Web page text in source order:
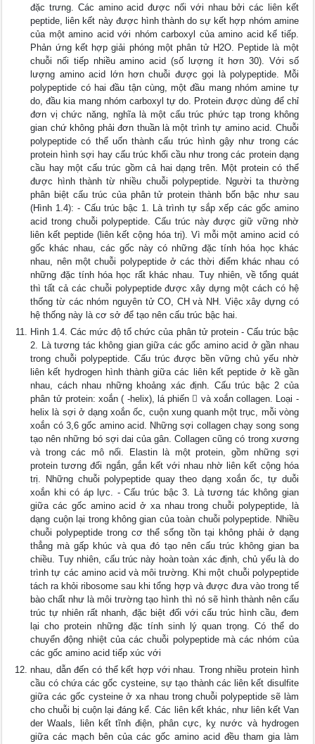
đặc trưng. Các amino acid được nối với nhau bởi các liên kết
peptide, liên kết này được hình thành do sự kết hợp nhóm amine
của một amino acid với nhóm carboxyl của amino acid kế tiếp.
Phản ứng kết hợp giải phóng một phân tử H2O. Peptide là một
chuỗi nối tiếp nhiều amino acid (số lượng ít hơn 30). Với số
lượng amino acid lớn hơn chuỗi được gọi là polypeptide. Mỗi
polypeptide có hai đầu tận cùng, một đầu mang nhóm amine tự
do, đầu kia mang nhóm carboxyl tự do. Protein được dùng để chỉ
đơn vị chức năng, nghĩa là một cấu trúc phức tạp trong không
gian chứ không phải đơn thuần là một trình tự amino acid. Chuỗi
polypeptide có thể uốn thành cấu trúc hình gậy như trong các
protein hình sợi hay cấu trúc khối cầu như trong các protein dạng
cầu hay một cấu trúc gồm cả hai dạng trên. Một protein có thể
được hình thành từ nhiều chuỗi polypeptide. Người ta thường
phân biệt cấu trúc của phân tử protein thành bốn bậc như sau
(Hình 1.4): - Cấu trúc bậc 1. Là trình tự sắp xếp các gốc amino
acid trong chuỗi polypeptide. Cấu trúc này được giữ vững nhờ
liên kết peptide (liên kết cộng hóa trị). Vì mỗi một amino acid có
gốc khác nhau, các gốc này có những đặc tính hóa học khác
nhau, nên một chuỗi polypeptide ở các thời điểm khác nhau có
những đặc tính hóa học rất khác nhau. Tuy nhiên, về tổng quát
thì tất cả các chuỗi polypeptide được xây dựng một cách có hệ
thống từ các nhóm nguyên tử CO, CH và NH. Việc xây dựng có
hệ thống này là cơ sở để tạo nên cấu trúc bậc hai.
Hình 1.4. Các mức độ tổ chức của phân tử protein - Cấu trúc bậc
2. Là tương tác không gian giữa các gốc amino acid ở gần nhau
trong chuỗi polypeptide. Cấu trúc được bền vững chủ yếu nhờ
liên kết hydrogen hình thành giữa các liên kết peptide ở kề gần
nhau, cách nhau những khoảng xác định. Cấu trúc bậc 2 của
phân tử protein: xoắn ( -helix), lá phiến  và xoắn collagen. Loại -
helix là sợi ở dạng xoắn ốc, cuộn xung quanh một trục, mỗi vòng
xoắn có 3,6 gốc amino acid. Những sợi collagen chạy song song
tạo nên những bó sợi dai của gân. Collagen cũng có trong xương
và trong các mô nối. Elastin là một protein, gồm những sợi
protein tương đối ngắn, gắn kết với nhau nhờ liên kết cộng hóa
trị. Những chuỗi polypeptide quay theo dạng xoắn ốc, tự duỗi
xoắn khi có áp lực. - Cấu trúc bậc 3. Là tương tác không gian
giữa các gốc amino acid ở xa nhau trong chuỗi polypeptide, là
dạng cuộn lại trong không gian của toàn chuỗi polypeptide. Nhiều
chuỗi polypeptide trong cơ thể sống tồn tại không phải ở dạng
thẳng mà gấp khúc và qua đó tạo nên cấu trúc không gian ba
chiều. Tuy nhiên, cấu trúc này hoàn toàn xác định, chủ yếu là do
trình tự các amino acid và môi trường. Khi một chuỗi polypeptide
tách ra khỏi ribosome sau khi tổng hợp và được đưa vào trong tế
bào chất như là môi trường tạo hình thì nó sẽ hình thành nên cấu
trúc tự nhiên rất nhanh, đặc biệt đối với cấu trúc hình cầu, đem
lại cho protein những đặc tính sinh lý quan trọng. Có thể do
chuyển động nhiệt của các chuỗi polypeptide mà các nhóm của
các gốc amino acid tiếp xúc với
nhau, dẫn đến có thể kết hợp với nhau. Trong nhiều protein hình
cầu có chứa các gốc cysteine, sự tạo thành các liên kết disulfite
giữa các gốc cysteine ở xa nhau trong chuỗi polypeptide sẽ làm
cho chuỗi bị cuộn lại đáng kể. Các liên kết khác, như liên kết Van
der Waals, liên kết tĩnh điện, phân cực, kỵ nước và hydrogen
giữa các mạch bên của các gốc amino acid đều tham gia làm